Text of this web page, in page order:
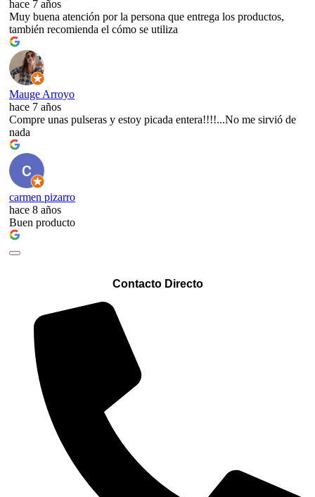
hace 7 años
Muy buena atención por la persona que entrega los productos,
también recomienda el cómo se utiliza
Mauge Arroyo
hace 7 años
Compre unas pulseras y estoy picada entera!!!!...No me sirvió de
nada
carmen pizarro
hace 8 años
Buen producto
Contacto Directo